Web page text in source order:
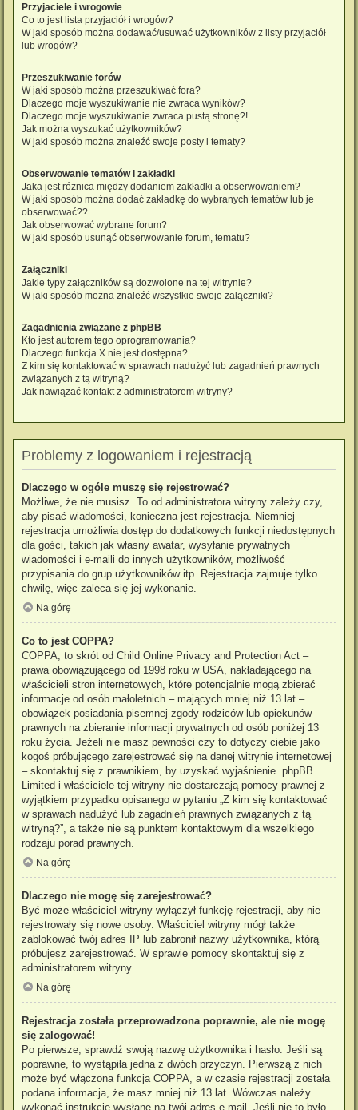
Przyjaciele i wrogowie
Co to jest lista przyjaciół i wrogów?
W jaki sposób można dodawać/usuwać użytkowników z listy przyjaciół
lub wrogów?
Przeszukiwanie forów
W jaki sposób można przeszukiwać fora?
Dlaczego moje wyszukiwanie nie zwraca wyników?
Dlaczego moje wyszukiwanie zwraca pustą stronę?!
Jak można wyszukać użytkowników?
W jaki sposób można znaleźć swoje posty i tematy?
Obserwowanie tematów i zakładki
Jaka jest różnica między dodaniem zakładki a obserwowaniem?
W jaki sposób można dodać zakładkę do wybranych tematów lub je
obserwować??
Jak obserwować wybrane forum?
W jaki sposób usunąć obserwowanie forum, tematu?
Załączniki
Jakie typy załączników są dozwolone na tej witrynie?
W jaki sposób można znaleźć wszystkie swoje załączniki?
Zagadnienia związane z phpBB
Kto jest autorem tego oprogramowania?
Dlaczego funkcja X nie jest dostępna?
Z kim się kontaktować w sprawach nadużyć lub zagadnień prawnych
związanych z tą witryną?
Jak nawiązać kontakt z administratorem witryny?
Problemy z logowaniem i rejestracją
Dlaczego w ogóle muszę się rejestrować?
Możliwe, że nie musisz. To od administratora witryny zależy czy,
aby pisać wiadomości, konieczna jest rejestracja. Niemniej
rejestracja umożliwia dostęp do dodatkowych funkcji niedostępnych
dla gości, takich jak własny awatar, wysyłanie prywatnych
wiadomości i e-maili do innych użytkowników, możliwość
przypisania do grup użytkowników itp. Rejestracja zajmuje tylko
chwilę, więc zaleca się jej wykonanie.
Na górę
Co to jest COPPA?
COPPA, to skrót od Child Online Privacy and Protection Act –
prawa obowiązującego od 1998 roku w USA, nakładającego na
właścicieli stron internetowych, które potencjalnie mogą zbierać
informacje od osób małoletnich – mających mniej niż 13 lat –
obowiązek posiadania pisemnej zgody rodziców lub opiekunów
prawnych na zbieranie informacji prywatnych od osób poniżej 13
roku życia. Jeżeli nie masz pewności czy to dotyczy ciebie jako
kogoś próbującego zarejestrować się na danej witrynie internetowej
– skontaktuj się z prawnikiem, by uzyskać wyjaśnienie. phpBB
Limited i właściciele tej witryny nie dostarczają pomocy prawnej z
wyjątkiem przypadku opisanego w pytaniu „Z kim się kontaktować
w sprawach nadużyć lub zagadnień prawnych związanych z tą
witryną?”, a także nie są punktem kontaktowym dla wszelkiego
rodzaju porad prawnych.
Na górę
Dlaczego nie mogę się zarejestrować?
Być może właściciel witryny wyłączył funkcję rejestracji, aby nie
rejestrowały się nowe osoby. Właściciel witryny mógł także
zablokować twój adres IP lub zabronił nazwy użytkownika, którą
próbujesz zarejestrować. W sprawie pomocy skontaktuj się z
administratorem witryny.
Na górę
Rejestracja została przeprowadzona poprawnie, ale nie mogę
się zalogować!
Po pierwsze, sprawdź swoją nazwę użytkownika i hasło. Jeśli są
poprawne, to wystąpiła jedna z dwóch przyczyn. Pierwszą z nich
może być włączona funkcja COPPA, a w czasie rejestracji została
podana informacja, że masz mniej niż 13 lat. Wówczas należy
wykonać instrukcje wysłane na twój adres e-mail. Jeśli nie to było